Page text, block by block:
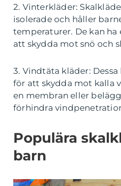
2. Vinterkläder:
isolerade och håller
temperaturer. De kan
att skydda mot snö och
3. Vindtäta kläder:
för att skydda mot kalla
en membran eller
förhindra
Populära
barn